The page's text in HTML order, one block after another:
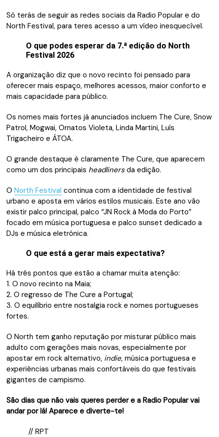
Só terás de seguir as redes sociais da Radio Popular e do
North Festival, para teres acesso a um vídeo inesquecível.
O que podes esperar da 7.ª edição do North
Festival 2026
A organização diz que o novo recinto foi pensado para
oferecer mais espaço, melhores acessos, maior conforto e
mais capacidade para público.
Os nomes mais fortes já anunciados incluem The Cure, Snow
Patrol, Mogwai, Ornatos Violeta, Linda Martini, Luís
Trigacheiro e ÁTOA.
O grande destaque é claramente The Cure, que aparecem
como um dos principais headliners da edição.
ONorth Festival continua com a identidade de festival
urbano e aposta em vários estilos musicais. Este ano vão
existir palco principal, palco “JN Rock à Moda do Porto”
focado em música portuguesa e palco sunset dedicado a
DJs e música eletrónica.
O que está a gerar mais expectativa?
Há três pontos que estão a chamar muita atenção:
1. O novo recinto na Maia;
2. O regresso de The Cure a Portugal;
3. O equilíbrio entre nostalgia rock e nomes portugueses
fortes.
O North tem ganho reputação por misturar público mais
adulto com gerações mais novas, especialmente por
apostar em rock alternativo, indie, música portuguesa e
experiências urbanas mais confortáveis do que festivais
gigantes de campismo.
São dias que não vais queres perder e a Radio Popular vai
andar por lá! Aparece e diverte-te!
// RPT